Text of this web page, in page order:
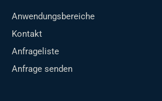
Anwendungsbereiche
Kontakt
Anfrageliste
Anfrage senden